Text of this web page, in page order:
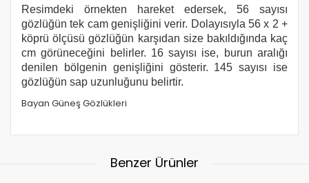
Resimdeki örnekten hareket edersek, 56 sayısı
gözlüğün tek cam genişliğini verir. Dolayısıyla 56 x 2 +
köprü ölçüsü gözlüğün karşıdan size bakıldığında kaç
cm görüneceğini belirler. 16 sayısı ise, burun aralığı
denilen bölgenin genişliğini gösterir. 145 sayısı ise
gözlüğün sap uzunluğunu belirtir.
Bayan Güneş Gözlükleri
Benzer Ürünler